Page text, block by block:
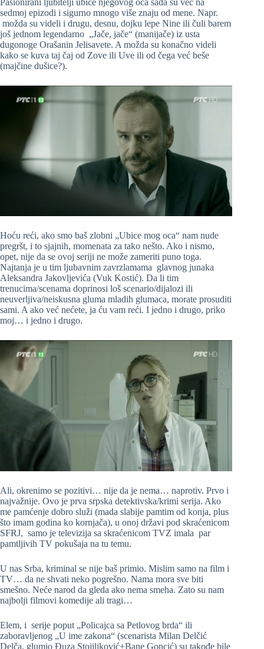
sedmoj epizodi i sigurno mnogo više znaju od mene. Napr.
možda su videli i drugu, desnu, dojku lepe Nine ili čuli barem
još jednom legendarno „Jače, jače“ (manijače) iz usta
dugonoge Orašanin Jelisavete. A možda su konačno videli
kako se kuva taj čaj od Zove ili Uve ili od čega već beše
(majčine dušice?).
Hoću reći, ako smo baš zlobni „Ubice mog oca“ nam nude
pregršt, i to sjajnih, momenata za tako nešto. Ako i nismo,
opet, nije da se ovoj seriji ne može zameriti puno toga.
Najtanja je u tim ljubavnim zavrzlamama glavnog junaka
Aleksandra Jakovljevića (Vuk Kostić). Da li tim
trenucima/scenama doprinosi loš scenario/dijalozi ili
neuverljiva/neiskusna gluma mladih glumaca, morate prosuditi
sami. A ako već nećete, ja ću vam reći. I jedno i drugo, priko
moj… i jedno i drugo.
Ali, okrenimo se pozitivi… nije da je nema… naprotiv. Prvo i
najvažnije. Ovo je prva srpska detektivska/krimi serija. Ako
me pamćenje dobro služi (mada slabije pamtim od konja, plus
što imam godina ko kornjača), u onoj državi pod skraćenicom
SFRJ, samo je televizija sa skraćenicom TVZ imala par
pamtljivih TV pokušaja na tu temu.
U nas Srba, kriminal se nije baš primio. Mislim samo na film i
TV… da ne shvati neko pogrešno. Nama mora sve biti
smešno. Neće narod da gleda ako nema smeha. Zato su nam
najbolji filmovi komedije ali tragi…
Elem, i serije poput „Policajca sa Petlovog brda“ ili
zaboravljenog „U ime zakona“ (scenarista Milan Delčić
Delča, glumio Đuza Stojiljković+Bane Goncić) su takođe bile